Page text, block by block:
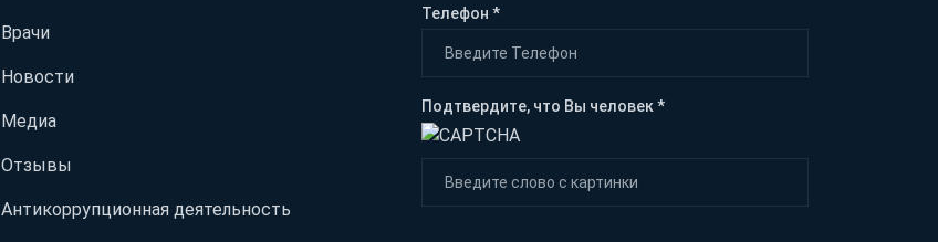
Врачи
Новости
Медиа
Отзывы
Антикоррупционная деятельность
Телефон *
Подтвердите, что Вы человек *